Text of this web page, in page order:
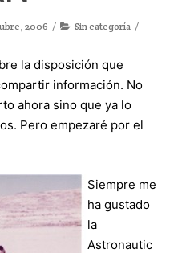
2006
Sin categoría
la disposición que
información. No
ahora sino que ya lo
Pero empezaré por el
Siempre me
ha gustado
la
Astronautic